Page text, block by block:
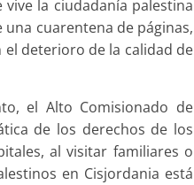
vive la ciudadanía palestina
cuarentena de páginas,
el deterioro de la calidad de
el Alto Comisionado de
de los derechos de los
al visitar familiares o
en Cisjordania está